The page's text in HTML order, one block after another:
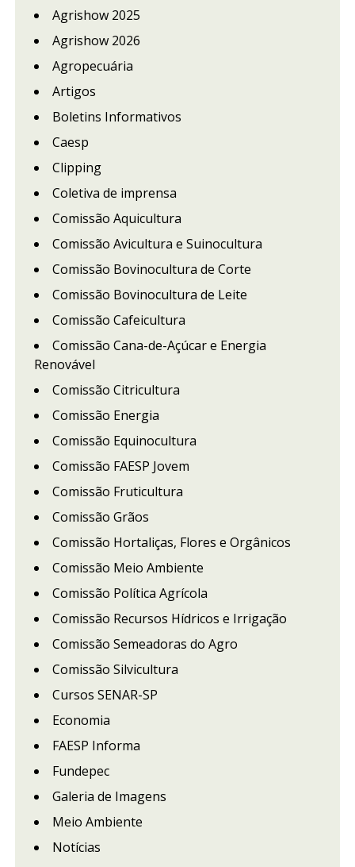
Agrishow 2025
Agrishow 2026
Agropecuária
Artigos
Boletins Informativos
Caesp
Clipping
Coletiva de imprensa
Comissão Aquicultura
Comissão Avicultura e Suinocultura
Comissão Bovinocultura de Corte
Comissão Bovinocultura de Leite
Comissão Cafeicultura
Comissão Cana-de-Açúcar e Energia
Renovável
Comissão Citricultura
Comissão Energia
Comissão Equinocultura
Comissão FAESP Jovem
Comissão Fruticultura
Comissão Grãos
Comissão Hortaliças, Flores e Orgânicos
Comissão Meio Ambiente
Comissão Política Agrícola
Comissão Recursos Hídricos e Irrigação
Comissão Semeadoras do Agro
Comissão Silvicultura
Cursos SENAR-SP
Economia
FAESP Informa
Fundepec
Galeria de Imagens
Meio Ambiente
Notícias